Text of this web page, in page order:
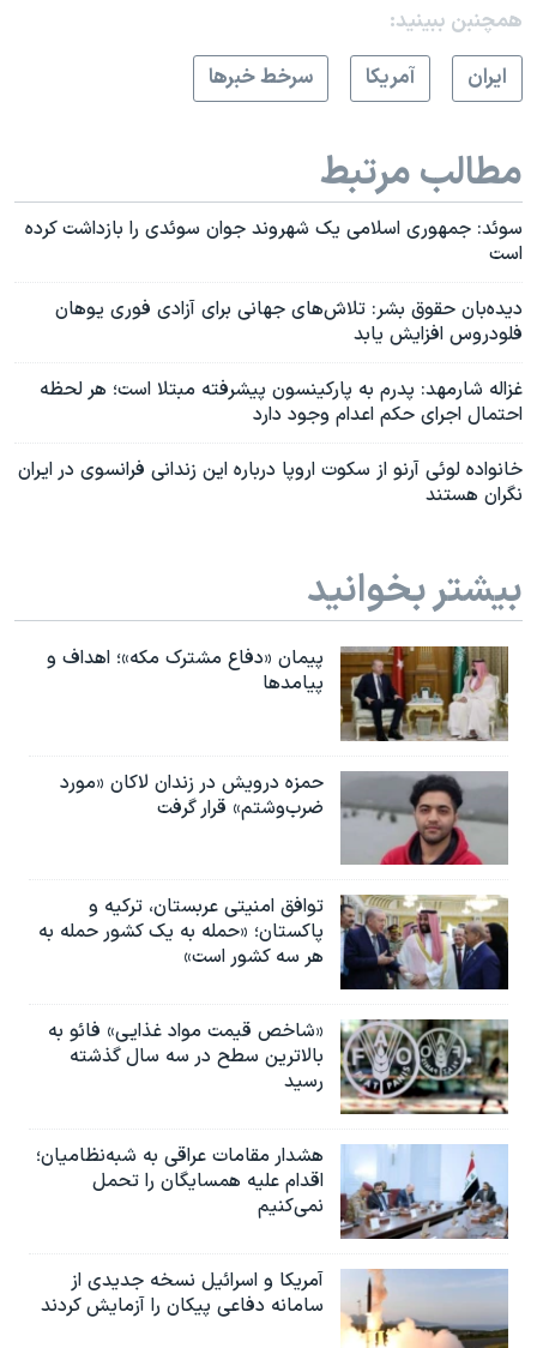
همچنبن ببینید:
ايران
آمريکا سرخط خبرها
مطالب مرتبط
سوئد: جمهوری اسلامی یک شهروند جوان سوئدی را بازداشت کرده
است
دیده‌بان حقوق بشر: تلاش‌های جهانی برای آزادی فوری یوهان
فلودروس افزایش یابد
غزاله شارمهد: پدرم به پارکینسون پیشرفته مبتلا است؛ هر لحظه
احتمال اجرای حکم اعدام وجود دارد
خانواده لوئی آرنو از سکوت اروپا درباره این زندانی فرانسوی در ایران
نگران هستند
بیشتر بخوانید
پیمان «دفاع مشترک مکه»؛ اهداف و
پیامدها
حمزه درویش در زندان لاکان «مورد
ضرب‌وشتم» قرار گرفت
توافق امنیتی عربستان، ترکیه و
پاکستان؛ «حمله به یک کشور حمله به
هر سه کشور است»
«شاخص قیمت مواد غذایی» فائو به
بالاترین سطح در سه سال گذشته
رسید
هشدار مقامات عراقی به شبه‌نظامیان؛
اقدام علیه همسایگان را تحمل
نمی‌کنیم
آمریکا و اسرائیل نسخه جدیدی از
سامانه دفاعی پیکان را آزمایش کردند